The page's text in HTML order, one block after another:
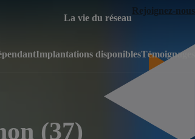
Implantations disponiblesTémoignages
La vie du réseau
Rejoignez-nous
(37)